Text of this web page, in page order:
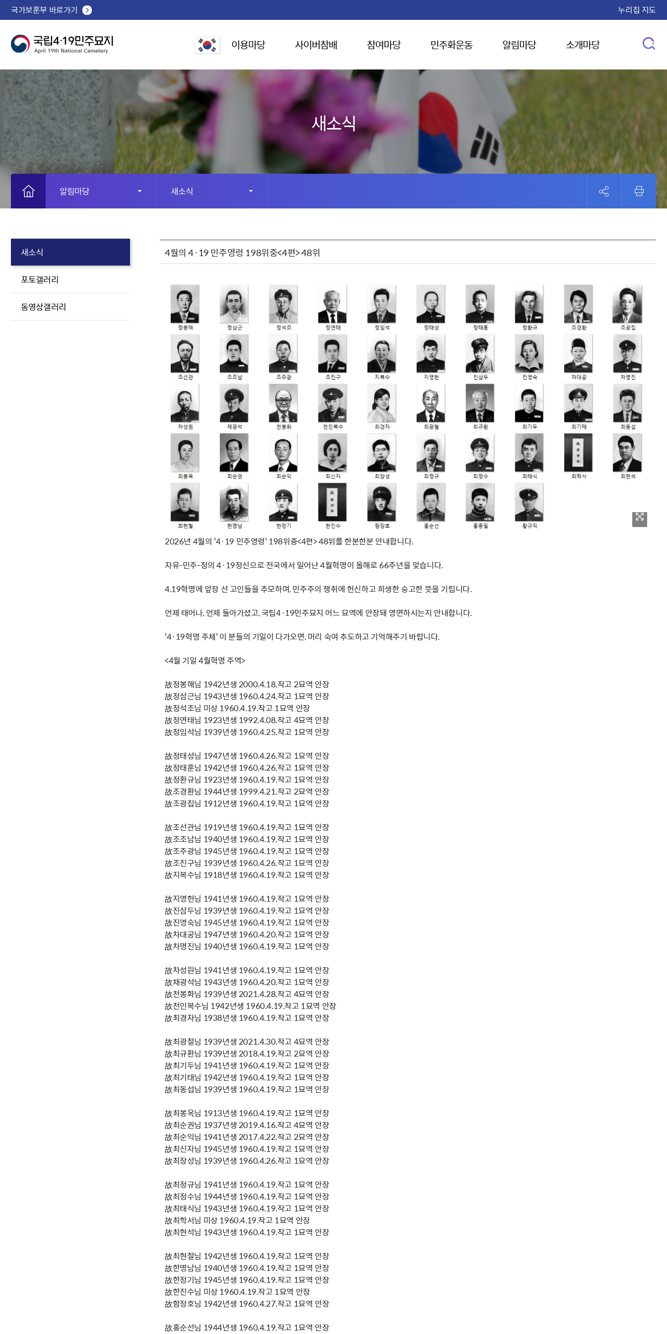
국가보훈부 바로가기 누리집 지도
이용마당 사이버참배 참여마당 민주화운동 알림마당 소개마당
새소식
알림마당 새소식
새소식
포토갤러리
동영상갤러리
4월의 4·19 민주영령 198위중<4편> 48위
2026년 4월의 '4·19 민주영령' 198위중<4편> 48위를 한분한분 안내합니다.
자유-민주-정의 4·19정신으로 전국에서 일어난 4월혁명이 올해로 66주년을 맞습니다.
4.19혁명에 앞장 선 고인들을 추모하며, 민주주의 쟁취에 헌신하고 희생한 숭고한 뜻을 기립니다.
언제 태어나, 언제 돌아가셨고, 국립4·19민주묘지 어느 묘역에 안장돼 영면하시는지 안내합니다.
'4·19혁명 주체' 이 분들의 기일이 다가오면, 머리 숙여 추도하고 기억해주기 바랍니다.
<4월 기일 4월혁명 주역>
故정봉해님 1942년생 2000.4.18.작고 2묘역 안장
故정삼근님 1943년생 1960.4.24.작고 1묘역 안장
故정석조님 미상 1960.4.19.작고 1묘역 안장
故정연태님 1923년생 1992.4.08.작고 4묘역 안장
故정임석님 1939년생 1960.4.25.작고 1묘역 안장
故정태성님 1947년생 1960.4.26.작고 1묘역 안장
故정태훈님 1942년생 1960.4.26.작고 1묘역 안장
故정환규님 1923년생 1960.4.19.작고 1묘역 안장
故조경환님 1944년생 1999.4.21.작고 2묘역 안장
故조광집님 1912년생 1960.4.19.작고 1묘역 안장
故조선관님 1919년생 1960.4.19.작고 1묘역 안장
故조조남님 1940년생 1960.4.19.작고 1묘역 안장
故조주광님 1945년생 1960.4.19.작고 1묘역 안장
故조진구님 1939년생 1960.4.26.작고 1묘역 안장
故지복수님 1918년생 1960.4.19.작고 1묘역 안장
故지영헌님 1941년생 1960.4.19.작고 1묘역 안장
故진삼두님 1939년생 1960.4.19.작고 1묘역 안장
故진영숙님 1945년생 1960.4.19.작고 1묘역 안장
故차대공님 1947년생 1960.4.20.작고 1묘역 안장
故차명진님 1940년생 1960.4.19.작고 1묘역 안장
故차성원님 1941년생 1960.4.19.작고 1묘역 안장
故채광석님 1943년생 1960.4.20.작고 1묘역 안장
故천봉화님 1939년생 2021.4.28.작고 4묘역 안장
故천인복수님 1942년생 1960.4.19.작고 1묘역 안장
故최경자님 1938년생 1960.4.19.작고 1묘역 안장
故최광철님 1939년생 2021.4.30.작고 4묘역 안장
故최규환님 1939년생 2018.4.19.작고 2묘역 안장
故최기두님 1941년생 1960.4.19.작고 1묘역 안장
故최기태님 1942년생 1960.4.19.작고 1묘역 안장
故최동섭님 1939년생 1960.4.19.작고 1묘역 안장
故최봉옥님 1913년생 1960.4.19.작고 1묘역 안장
故최순권님 1937년생 2019.4.16.작고 4묘역 안장
故최순익님 1941년생 2017.4.22.작고 2묘역 안장
故최신자님 1945년생 1960.4.19.작고 1묘역 안장
故최장성님 1939년생 1960.4.26.작고 1묘역 안장
故최정규님 1941년생 1960.4.19.작고 1묘역 안장
故최정수님 1944년생 1960.4.19.작고 1묘역 안장
故최태식님 1943년생 1960.4.19.작고 1묘역 안장
故최학서님 미상 1960.4.19.작고 1묘역 안장
故최현석님 1943년생 1960.4.19.작고 1묘역 안장
故최현철님 1942년생 1960.4.19.작고 1묘역 안장
故한명남님 1940년생 1960.4.19.작고 1묘역 안장
故한정기님 1945년생 1960.4.19.작고 1묘역 안장
故한진수님 미상 1960.4.19.작고 1묘역 안장
故함장호님 1942년생 1960.4.27.작고 1묘역 안장
故홍순선님 1944년생 1960.4.19.작고 1묘역 안장